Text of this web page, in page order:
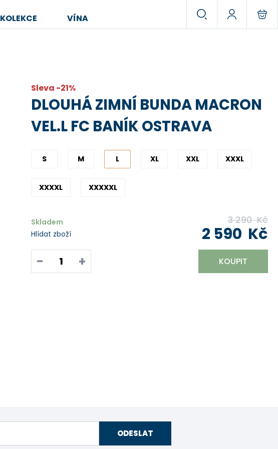
KOLEKCE VÍNA
Sleva -21%
DLOUHÁ ZIMNÍ BUNDA MACRON
VEL.L FC BANÍK OSTRAVA
S M L XL XXL XXXL
XXXXL XXXXXL
Skladem
Hlídat zboží
3 290Kč
2 590 Kč
- + KOUPIT
ODESLAT